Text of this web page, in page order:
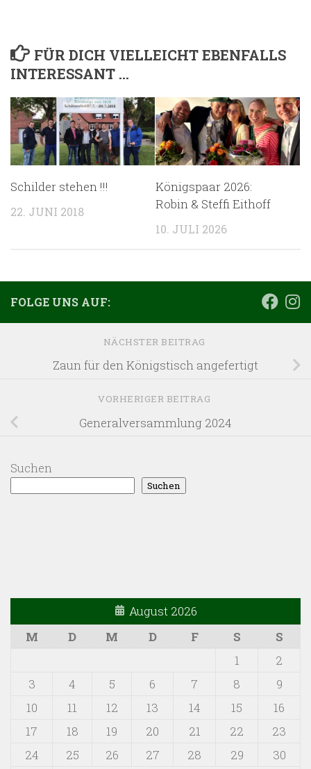
FÜR DICH VIELLEICHT EBENFALLS
INTERESSANT …
Schilder stehen !!!
22. JUNI 2018
Königspaar 2026:
Robin & Steffi Eithoff
10. JULI 2026
FOLGE UNS AUF:
NÄCHSTER BEITRAG
Zaun für den Königstisch angefertigt
VORHERIGER BEITRAG
Generalversammlung 2024
Suchen
Suchen
August 2026
M
D M D F S
S
1
2
3
4 5 6 7 8
9
10
11 12 13 14 15
16
17
18 19 20 21 22
23
24
25 26 27 28 29
30